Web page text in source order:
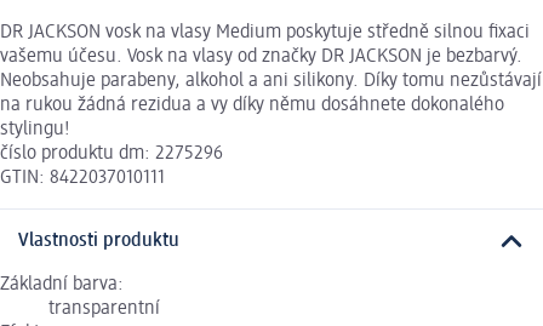
DR JACKSON vosk na vlasy Medium poskytuje středně silnou fixaci
vašemu účesu. Vosk na vlasy od značky DR JACKSON je bezbarvý.
Neobsahuje parabeny, alkohol a ani silikony. Díky tomu nezůstávají
na rukou žádná rezidua a vy díky němu dosáhnete dokonalého
stylingu!
číslo produktu dm: 2275296
GTIN: 8422037010111
Vlastnosti produktu
Základní barva:
transparentní